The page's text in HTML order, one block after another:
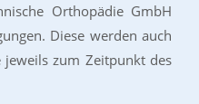
Orthopädie GmbH
Diese werden auch
jeweils zum Zeitpunkt des